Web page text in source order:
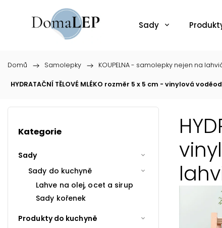
Sady
Domů / Samolepky / KOUPELNA - samolepky nejen na
HYDRATAČNÍ TĚLOVÉ MLÉKO rozměr 5 x 5 cm - vinylová
Kategorie
Sady
Sady do kuchyně
Lahve na olej, ocet a sirup
Sady kořenek
Produkty do kuchyně